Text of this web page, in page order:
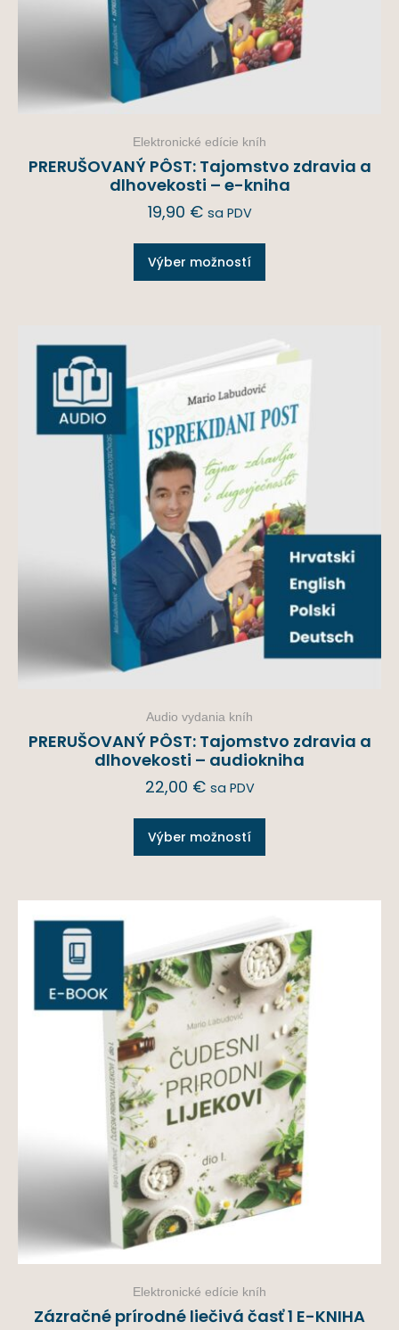
Elektronické edície kníh
PRERUŠOVANÝ PÔST: Tajomstvo zdravia a
dlhovekosti – e-kniha
19,90 € sa PDV
Výber možností
Audio vydania kníh
PRERUŠOVANÝ PÔST: Tajomstvo zdravia a
dlhovekosti – audiokniha
22,00 € sa PDV
Výber možností
Elektronické edície kníh
Zázračné prírodné liečivá časť 1 E-KNIHA